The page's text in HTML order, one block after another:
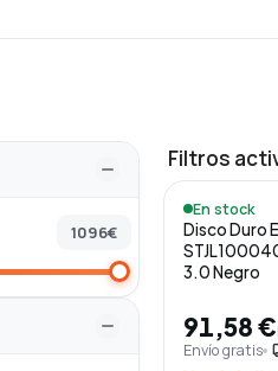
1096€
Filtros
En stock
Disco Duro
3.0 Negro
91,58 €
Envío gratis